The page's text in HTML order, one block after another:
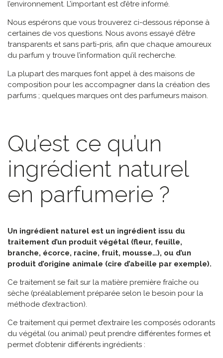
l’environnement. L’important est d’être informé.
Nous espérons que vous trouverez ci-dessous réponse à
certaines de vos questions. Nous avons essayé d’être
transparents et sans parti-pris, afin que chaque amoureux
du parfum y trouve l’information qu’il recherche.
La plupart des marques font appel à des maisons de
composition pour les accompagner dans la création des
parfums ; quelques marques ont des parfumeurs maison.
Qu’est ce qu’un
ingrédient naturel
en parfumerie ?
Un ingrédient naturel est un ingrédient issu du
traitement d’un produit végétal (fleur, feuille,
branche, écorce, racine, fruit, mousse…), ou d’un
produit d’origine animale (cire d’abeille par exemple).
Ce traitement se fait sur la matière première fraîche ou
sèche (préalablement préparée selon le besoin pour la
méthode d’extraction).
Ce traitement qui permet d’extraire les composés odorants
du végétal (ou animal) peut prendre différentes formes et
permet d’obtenir différents ingrédients :